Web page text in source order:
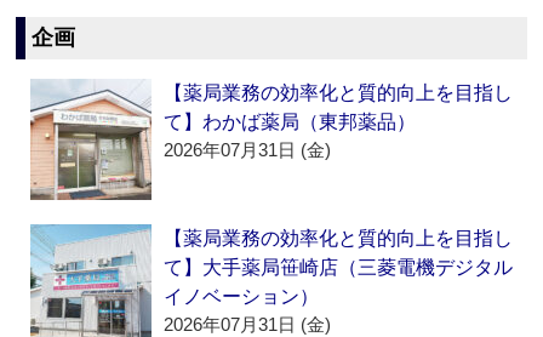
企画
【薬局業務の効率化と質的向上を目指し
て】わかば薬局（東邦薬品）
2026年07月31日 (金)
【薬局業務の効率化と質的向上を目指し
て】大手薬局笹崎店（三菱電機デジタル
イノベーション）
2026年07月31日 (金)